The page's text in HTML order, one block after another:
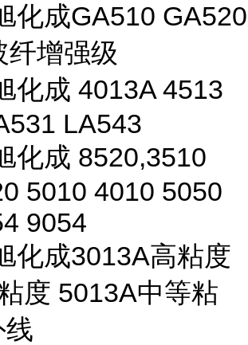
化成GA510 GA520
纤增强级
化成 4013A 4513
LA543
化成 8520,3510
5010 4010 5050
9054
化成3013A高粘度
度 5013A中等粘
线